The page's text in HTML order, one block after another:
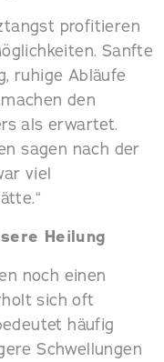
profitieren
Sanfte
ruhige Abläufe
den
als erwartet.
sagen nach der
viel
Heilung
noch einen
sich oft
häufig
Schwellungen